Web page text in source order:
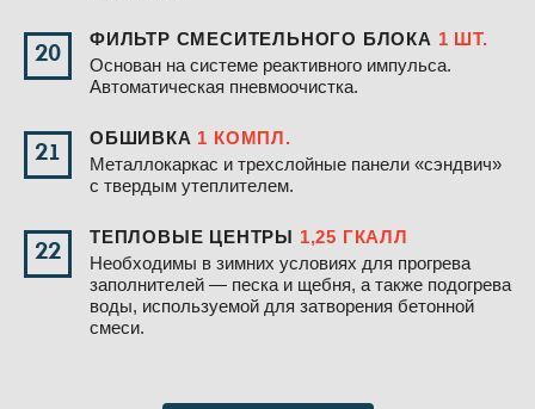
20
ФИЛЬТР СМЕСИТЕЛЬНОГО БЛОКА 1 ШТ.
Основан на системе реактивного импульса.
Автоматическая пневмоочистка.
21
ОБШИВКА 1 КОМПЛ.
Металлокаркас и трехслойные панели «сэндвич»
с твердым утеплителем.
22
ТЕПЛОВЫЕ ЦЕНТРЫ 1,25 ГКАЛЛ
Необходимы в зимних условиях для прогрева
заполнителей — песка и щебня, а также подогрева
воды, используемой для затворения бетонной
смеси.